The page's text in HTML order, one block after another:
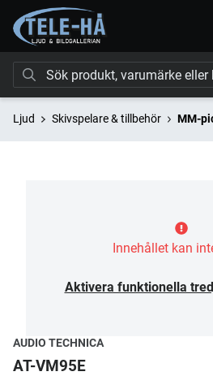
Ljud Skivspelare & tillbehör MM-
Innehållet kan
Aktivera funktionella
AUDIO TECHNICA
AT-VM95E